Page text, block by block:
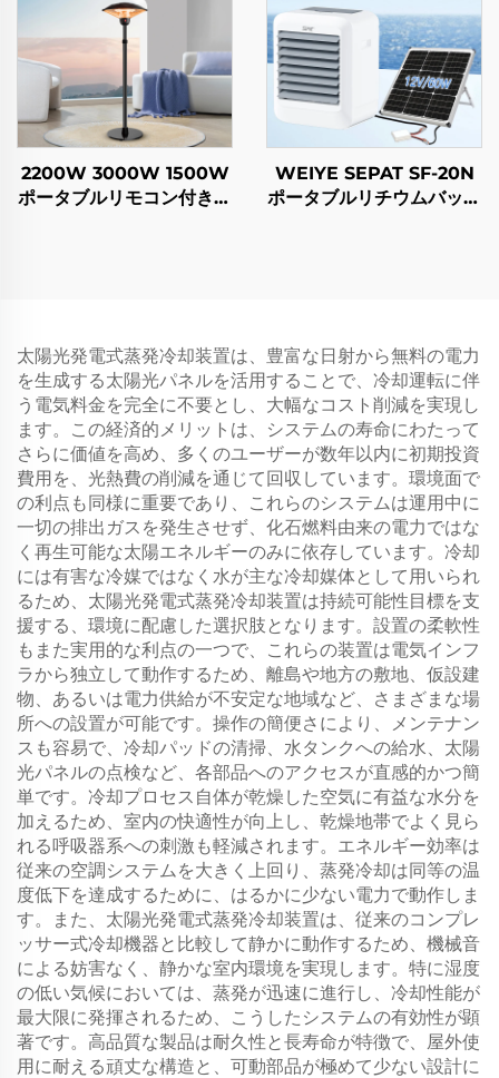
2200W 3000W 1500W
ポータブルリモコン付きカ
WEIYE SEPAT SF-20N
ポータブルリチウムバッテ
太陽光発電式蒸発冷却装置は、豊富な日射から無料の電力
を生成する太陽光パネルを活用することで、冷却運転に伴
う電気料金を完全に不要とし、大幅なコスト削減を実現し
ます。この経済的メリットは、システムの寿命にわたって
さらに価値を高め、多くのユーザーが数年以内に初期投資
費用を、光熱費の削減を通じて回収しています。環境面で
の利点も同様に重要であり、これらのシステムは運用中に
一切の排出ガスを発生させず、化石燃料由来の電力ではな
く再生可能な太陽エネルギーのみに依存しています。冷却
には有害な冷媒ではなく水が主な冷却媒体として用いられ
るため、太陽光発電式蒸発冷却装置は持続可能性目標を支
援する、環境に配慮した選択肢となります。設置の柔軟性
もまた実用的な利点の一つで、これらの装置は電気インフ
ラから独立して動作するため、離島や地方の敷地、仮設建
物、あるいは電力供給が不安定な地域など、さまざまな場
所への設置が可能です。操作の簡便さにより、メンテナン
スも容易で、冷却パッドの清掃、水タンクへの給水、太陽
光パネルの点検など、各部品へのアクセスが直感的かつ簡
単です。冷却プロセス自体が乾燥した空気に有益な水分を
加えるため、室内の快適性が向上し、乾燥地帯でよく見ら
れる呼吸器系への刺激も軽減されます。エネルギー効率は
従来の空調システムを大きく上回り、蒸発冷却は同等の温
度低下を達成するために、はるかに少ない電力で動作しま
す。また、太陽光発電式蒸発冷却装置は、従来のコンプレ
ッサー式冷却機器と比較して静かに動作するため、機械音
による妨害なく、静かな室内環境を実現します。特に湿度
の低い気候においては、蒸発が迅速に進行し、冷却性能が
最大限に発揮されるため、こうしたシステムの有効性が顕
著です。高品質な製品は耐久性と長寿命が特徴で、屋外使
用に耐える頑丈な構造と、可動部品が極めて少ない設計に